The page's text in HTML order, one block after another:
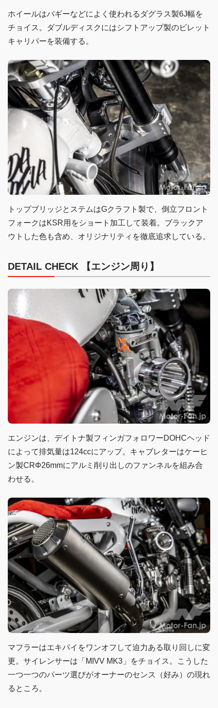
ホイールはバギーなどによく使われるダグラス製6J幅を
チョイス。ダブルディスクにはシフトアップ製のビレット
キャリパーを装備する。
トップブリッジとステムはGクラフト製で、倒立フロント
フォークはKSR用をショート加工して装着。ブラックア
ウトした色も含め、オリジナリティを徹底追求している。
DETAIL CHECK 【エンジン周り】
エンジンは、デイトナ製フィンガフォロワーDOHCヘッド
によって排気量は124ccにアップ。キャブレターはケーヒ
ン製CRΦ26mmにアルミ削り出しのファンネルを組み合
わせる。
マフラーはエキパイをワンオフして迫力ある取り回しに変
更。サイレンサーは「MIVV MK3」をチョイス。こうした
一つ一つのパーツ選びがオーナーのセンス（好み）の現れ
るところ。